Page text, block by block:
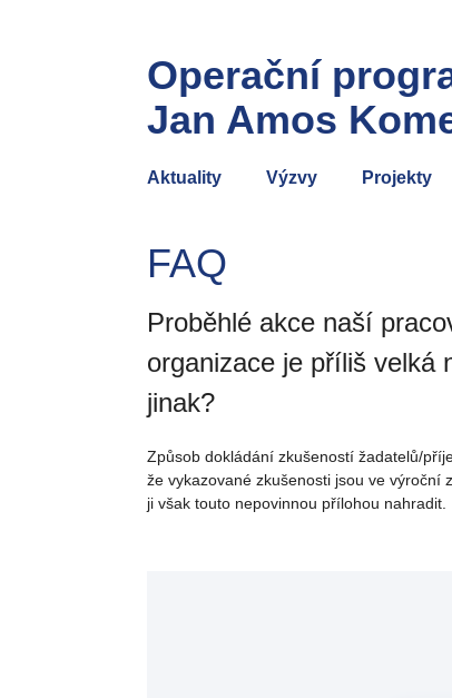
Operační
Jan Amos
Aktuality Výzvy Projekty
FAQ
Proběhlé akce naší
organizace je příliš velká
jinak?
Způsob dokládání zkušeností žadatelů/
že vykazované zkušenosti jsou ve výroční
ji však touto nepovinnou přílohou nahradit.